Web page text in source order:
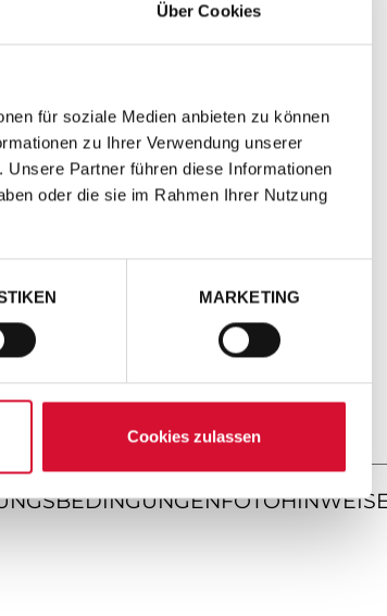
Über Cookies
für soziale Medien anbieten zu können
zu Ihrer Verwendung unserer
Partner führen diese Informationen
oder die sie im Rahmen Ihrer Nutzung
MARKETING
Cookies zulassen